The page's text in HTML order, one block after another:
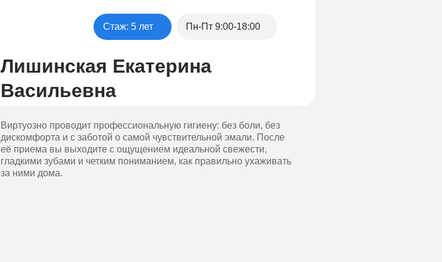
Виртуозно проводит профессиональную гигиену: без боли, без
дискомфорта и с заботой о самой чувствительной эмали. После
её приема вы выходите с ощущением идеальной свежести,
гладкими зубами и четким пониманием, как правильно ухаживать
за ними дома.
Лишинская Екатерина
Васильевна
Пн-Пт 9:00-18:00
Стаж: 5 лет